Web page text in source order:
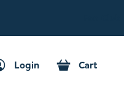
Login
Cart